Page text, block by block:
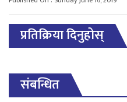
प्रतिक्रिया दिनुहोस्
संबन्धित